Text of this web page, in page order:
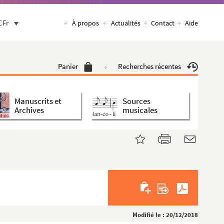
À propos Actualités Contact Aide
Panier Recherches récentes
Manuscrits et
Archives
Sources
musicales
Modifié le : 20/12/2018